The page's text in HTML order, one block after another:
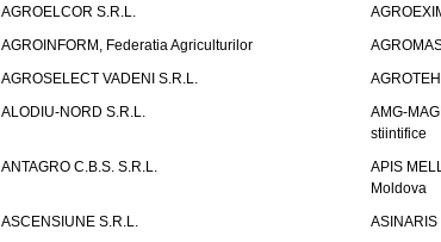
AGROELCOR S.R.L.
AGROINFORM, Federatia Agriculturilor
AGROSELECT VADENI S.R.L.
ALODIU-NORD S.R.L.
AMG-
stiintifice
ANTAGRO C.B.S. S.R.L.
APIS
Moldova
ASCENSIUNE S.R.L.
ASINARIS